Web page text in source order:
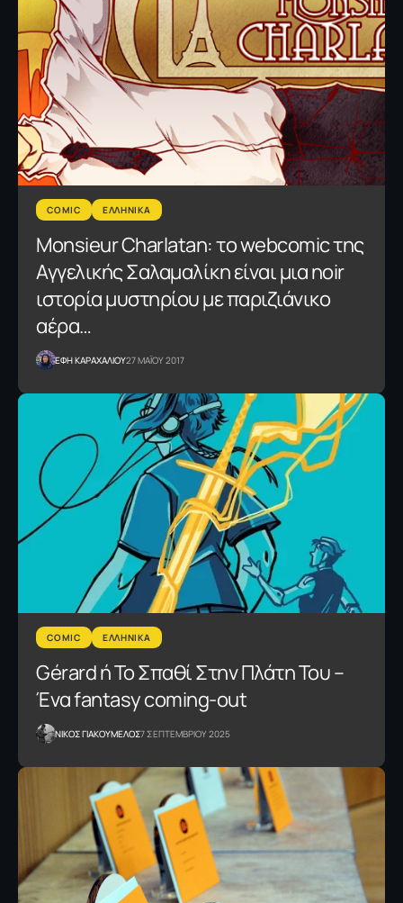
COMIC ΕΛΛΗΝΙΚΑ
Monsieur Charlatan: το webcomic της
Αγγελικής Σαλαμαλίκη είναι μια noir
ιστορία μυστηρίου με παριζιάνικο
αέρα…
ΕΦΗ KΑΡΑΧΑΛΙΟΥ27 ΜΑΪΟΥ 2017
COMIC ΕΛΛΗΝΙΚΑ
Gérard ή Το Σπαθί Στην Πλάτη Του –
Ένα fantasy coming-out
NΙΚΟΣ ΓΙΑΚΟΥΜΕΛΟΣ7 ΣΕΠΤΕΜΒΡΙΟΥ 2025